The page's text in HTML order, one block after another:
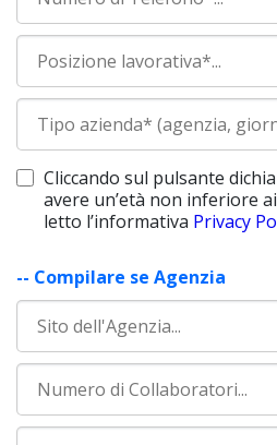
Cliccando sul pulsante
avere un’età non inferiore
letto l’informativa Privacy
-- Compilare se Agenzia